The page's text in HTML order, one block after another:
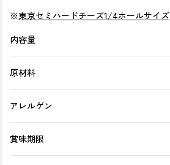
※東京セミハードチーズ1/4ホールサイズ
内容量
原材料
アレルゲン
賞味期限